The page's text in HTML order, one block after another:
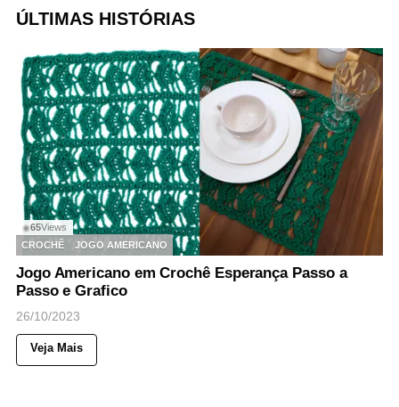
ÚLTIMAS HISTÓRIAS
◉65Views
CROCHÊ
JOGO AMERICANO
Jogo Americano em Crochê Esperança Passo a
Passo e Grafico
26/10/2023
Veja Mais